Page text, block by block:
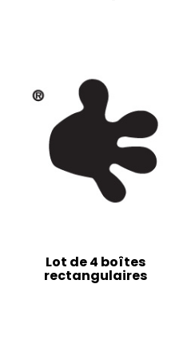
Lot de 4 boîtes
rectangulaires